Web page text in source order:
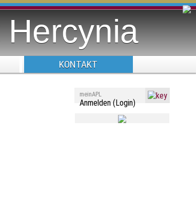
Hercynia
KONTAKT
meinAPL
Anmelden (Login)